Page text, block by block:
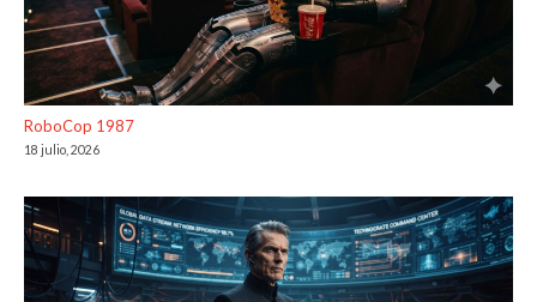
RoboCop 1987
18 julio, 2026